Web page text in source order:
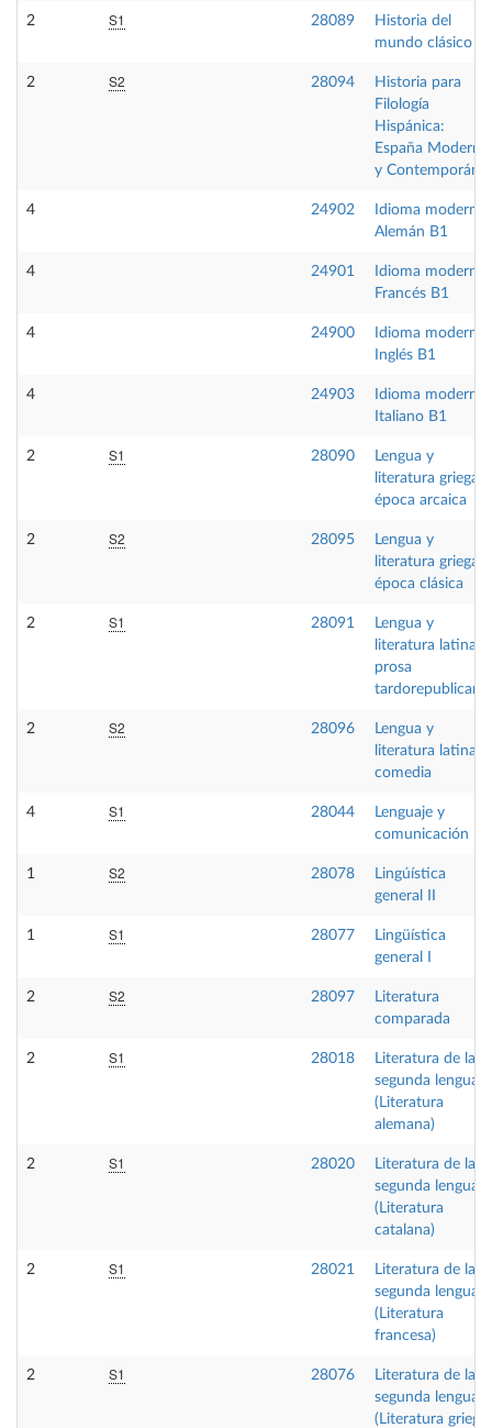
2 S1 28089
Historia del
mundo clásico
2 S2 28094
Historia para
Filología
Hispánica:
España Moderna
y
4 24902
Idioma moderno
Alemán B1
4 24901
Idioma moderno
Francés B1
4 24900
Idioma moderno
Inglés B1
4 24903
Idioma moderno
Italiano B1
2 S1 28090
Lengua y
literatura griega I:
época arcaica
2 S2 28095
Lengua y
literatura griega
época clásica
2 S1 28091
Lengua y
literatura latina I:
prosa
tardorepublicana
2 S2 28096
Lengua y
literatura latina
comedia
4 S1 28044
Lenguaje y
comunicación
1 S2 28078
Lingúística
general II
1 S1 28077
Lingüística
general I
2 S2 28097
Literatura
comparada
2 S1 28018
Literatura de la
segunda lengua
(Literatura
alemana)
2 S1 28020
Literatura de la
segunda lengua
(Literatura
catalana)
2 S1 28021
Literatura de la
segunda lengua
(Literatura
francesa)
2 S1 28076
Literatura de la
segunda lengua
(Literatura griega)